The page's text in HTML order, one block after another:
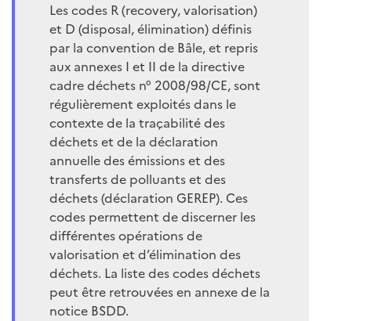
Les codes R (recovery, valorisation)
et D (disposal, élimination) définis
par la convention de Bâle, et repris
aux annexes I et II de la directive
cadre déchets n° 2008/98/CE, sont
régulièrement exploités dans le
contexte de la traçabilité des
déchets et de la déclaration
annuelle des émissions et des
transferts de polluants et des
déchets (déclaration GEREP). Ces
codes permettent de discerner les
différentes opérations de
valorisation et d’élimination des
déchets. La liste des codes déchets
peut être retrouvées en annexe de la
notice BSDD.